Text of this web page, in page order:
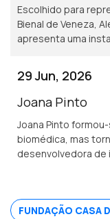
Escolhido para
Bienal de Veneza,
apresenta uma
29 Jun, 2026
Joana Pinto
Joana Pinto
biomédica, mas
desenvolvedora de
Alumni. A Gleedot é
recente.
FUNDAÇÃO CASA